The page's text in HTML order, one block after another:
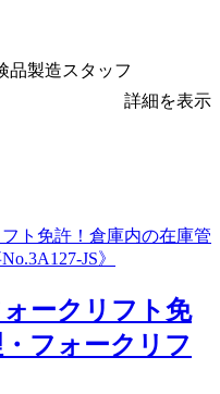
品製造スタッフ
詳細を表示
ォークリフト免
フォークリフ